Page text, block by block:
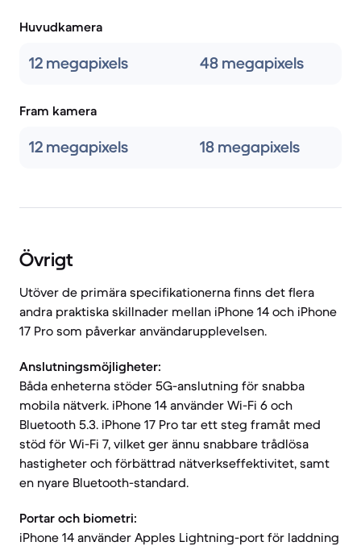
Huvudkamera
12 megapixels 48 megapixels
Fram kamera
12 megapixels 18 megapixels
Övrigt
Utöver de primära specifikationerna finns det flera
andra praktiska skillnader mellan iPhone 14 och iPhone
17 Pro som påverkar användarupplevelsen.
Anslutningsmöjligheter:
Båda enheterna stöder 5G-anslutning för snabba
mobila nätverk. iPhone 14 använder Wi-Fi 6 och
Bluetooth 5.3. iPhone 17 Pro tar ett steg framåt med
stöd för Wi-Fi 7, vilket ger ännu snabbare trådlösa
hastigheter och förbättrad nätverkseffektivitet, samt
en nyare Bluetooth-standard.
Portar och biometri:
iPhone 14 använder Apples Lightning-port för laddning